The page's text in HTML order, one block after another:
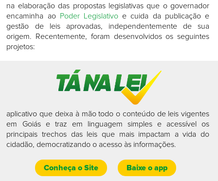
na elaboração das propostas legislativas que o governador
encaminha ao
Poder Legislativo e cuida da publicação e
gestão de leis aprovadas, independentemente de sua
origem. Recentemente, foram desenvolvidos os seguintes
projetos:
aplicativo que deixa à mão todo o conteúdo de leis vigentes
em Goiás e traz em linguagem simples e acessível os
principais trechos das leis que mais impactam a vida do
cidadão, democratizando o acesso às informações.
Conheça o Site Baixe o app